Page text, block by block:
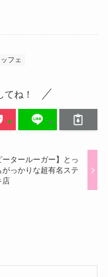
フェ
ね！
ータールーガー】とっ
がっかりな超有名ステ
店